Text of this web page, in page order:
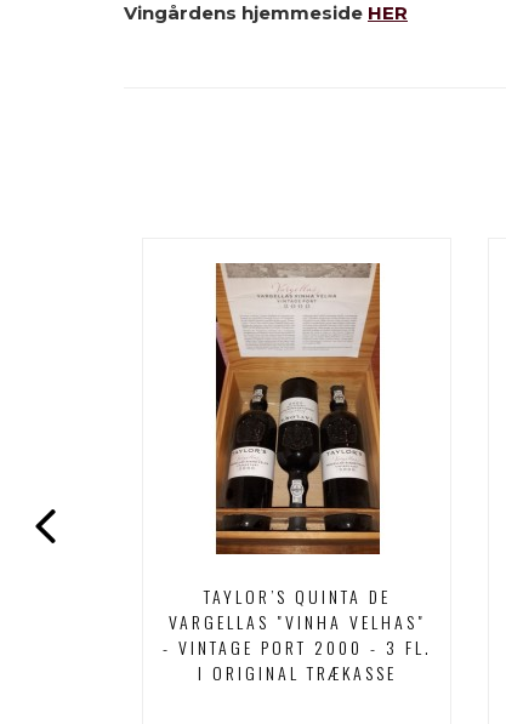
Vingårdens hjemmeside HER
TAYLOR’S QUINTA DE
VARGELLAS "VINHA VELHAS"
- VINTAGE PORT 2000 - 3 FL.
I ORIGINAL TRÆKASSE